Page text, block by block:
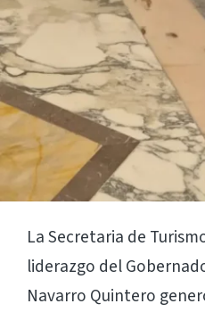
La Secretaria de
liderazgo del
Navarro Quintero